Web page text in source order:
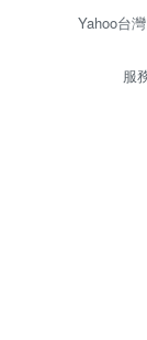
Yahoo台
服